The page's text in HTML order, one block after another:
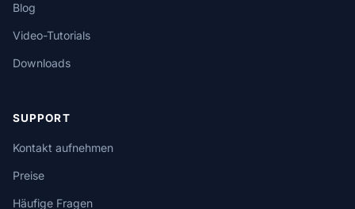
Blog
Video-Tutorials
Downloads
SUPPORT
Kontakt aufnehmen
Preise
Häufige Fragen